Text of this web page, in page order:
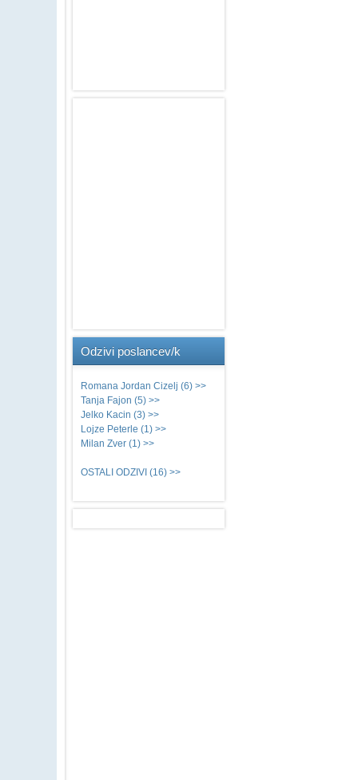
Odzivi poslancev/k
Romana Jordan Cizelj (6) >>
Tanja Fajon (5) >>
Jelko Kacin (3) >>
Lojze Peterle (1) >>
Milan Zver (1) >>
OSTALI ODZIVI (16) >>